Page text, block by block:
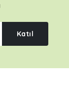
Katıl